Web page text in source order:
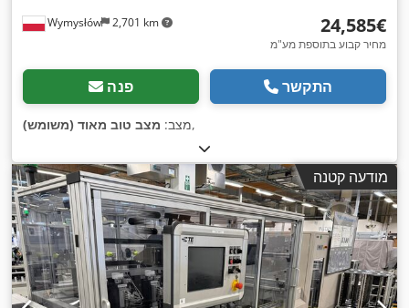
Wymysłów 2,701 km ‏24,585 ‏€
מחיר קבוע בתוספת מע"מ
פנה התקשר
מצב: מצב טוב מאוד (משומש) ,
מודעה קטנה